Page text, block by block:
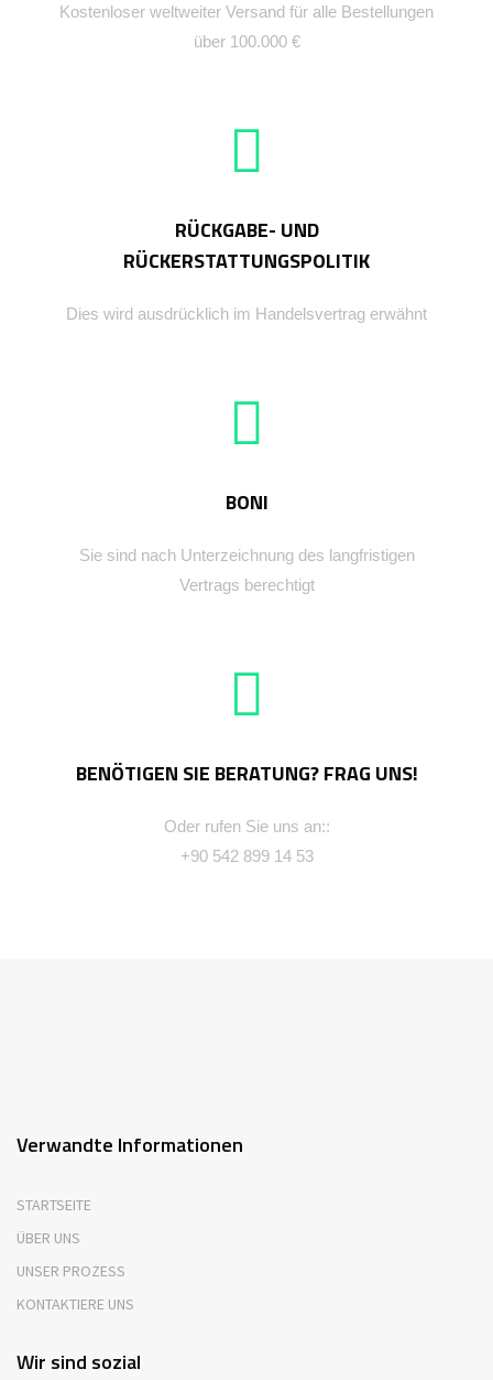
Kostenloser weltweiter Versand für alle Bestellungen
über 100.000 €
RÜCKGABE- UND
RÜCKERSTATTUNGSPOLITIK
Dies wird ausdrücklich im Handelsvertrag erwähnt
BONI
Sie sind nach Unterzeichnung des langfristigen
Vertrags berechtigt
BENÖTIGEN SIE BERATUNG? FRAG UNS!
Oder rufen Sie uns an::
+90 542 899 14 53
Verwandte Informationen
STARTSEITE
ÜBER UNS
UNSER PROZESS
KONTAKTIERE UNS
Wir sind sozial